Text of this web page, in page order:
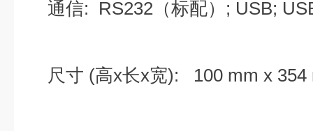
通信: RS232（标配）; USB;
尺寸 (高x长x宽): 100 mm x 354